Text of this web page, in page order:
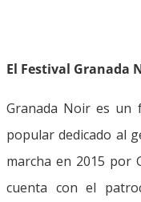
El Festival Granada
Granada Noir es un
popular dedicado al
marcha en 2015 por
cuenta con el